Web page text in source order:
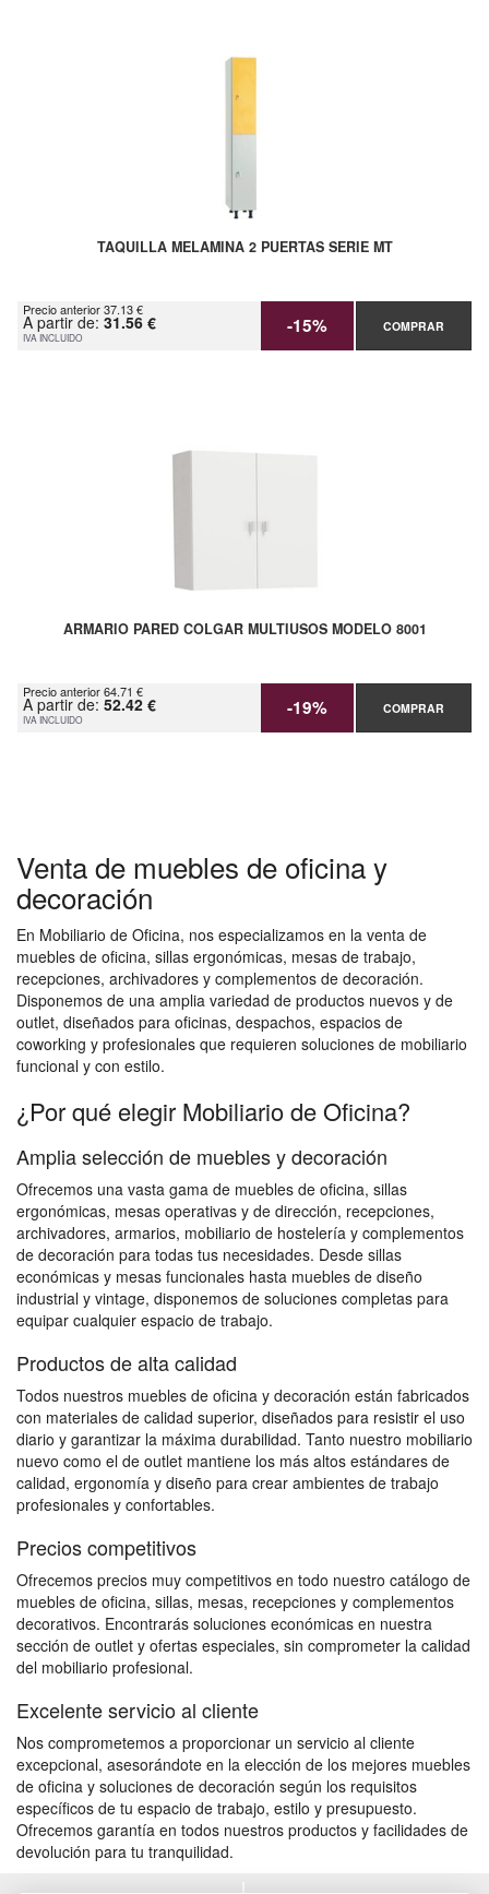
TAQUILLA MELAMINA 2 PUERTAS SERIE MT
Precio anterior 37.13 €
A partir de: 31.56 €
IVA INCLUIDO -15% COMPRAR
ARMARIO PARED COLGAR MULTIUSOS MODELO 8001
Precio anterior 64.71 €
A partir de: 52.42 €
IVA INCLUIDO -19% COMPRAR
Venta de muebles de oficina y
decoración
En Mobiliario de Oficina, nos especializamos en la venta de
muebles de oficina, sillas ergonómicas, mesas de trabajo,
recepciones, archivadores y complementos de decoración.
Disponemos de una amplia variedad de productos nuevos y de
outlet, diseñados para oficinas, despachos, espacios de
coworking y profesionales que requieren soluciones de mobiliario
funcional y con estilo.
¿Por qué elegir Mobiliario de Oficina?
Amplia selección de muebles y decoración
Ofrecemos una vasta gama de muebles de oficina, sillas
ergonómicas, mesas operativas y de dirección, recepciones,
archivadores, armarios, mobiliario de hostelería y complementos
de decoración para todas tus necesidades. Desde sillas
económicas y mesas funcionales hasta muebles de diseño
industrial y vintage, disponemos de soluciones completas para
equipar cualquier espacio de trabajo.
Productos de alta calidad
Todos nuestros muebles de oficina y decoración están fabricados
con materiales de calidad superior, diseñados para resistir el uso
diario y garantizar la máxima durabilidad. Tanto nuestro mobiliario
nuevo como el de outlet mantiene los más altos estándares de
calidad, ergonomía y diseño para crear ambientes de trabajo
profesionales y confortables.
Precios competitivos
Ofrecemos precios muy competitivos en todo nuestro catálogo de
muebles de oficina, sillas, mesas, recepciones y complementos
decorativos. Encontrarás soluciones económicas en nuestra
sección de outlet y ofertas especiales, sin comprometer la calidad
del mobiliario profesional.
Excelente servicio al cliente
Nos comprometemos a proporcionar un servicio al cliente
excepcional, asesorándote en la elección de los mejores muebles
de oficina y soluciones de decoración según los requisitos
específicos de tu espacio de trabajo, estilo y presupuesto.
Ofrecemos garantía en todos nuestros productos y facilidades de
devolución para tu tranquilidad.